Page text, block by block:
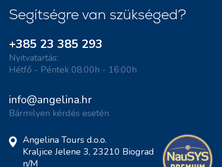
Segítségre van szükséged?
+385 23 385 293
Nyitvatartás:
Hétfő - Péntek 08:00h - 16:00h
info@angelina.hr
Bármilyen kérdés esetén
Angelina Tours d.o.o.
Kraljice Jelene 3, 23210 Biograd
n/M